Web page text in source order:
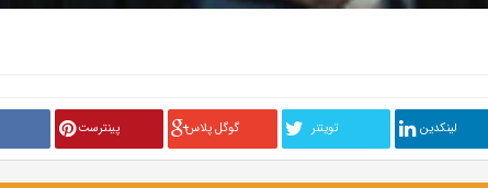
لینکدین تويتنر گوگل پلاس پینترست